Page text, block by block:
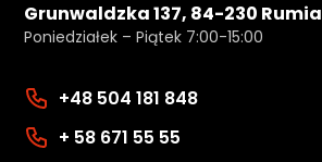
Grunwaldzka 137, 84-230 Rumia
Poniedziałek – Piątek 7:00-15:00
+48 504 181 848
+ 58 671 55 55